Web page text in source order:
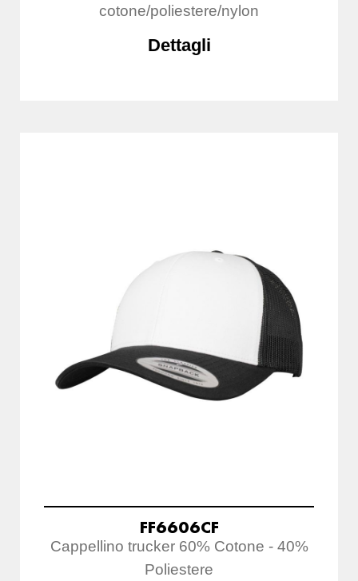
cotone/poliestere/nylon
Dettagli
FF6606CF
Cappellino trucker 60% Cotone - 40%
Poliestere